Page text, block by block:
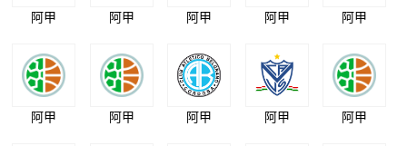
阿甲 阿甲 阿甲 阿甲 阿甲
阿甲 阿甲 阿甲 阿甲 阿甲